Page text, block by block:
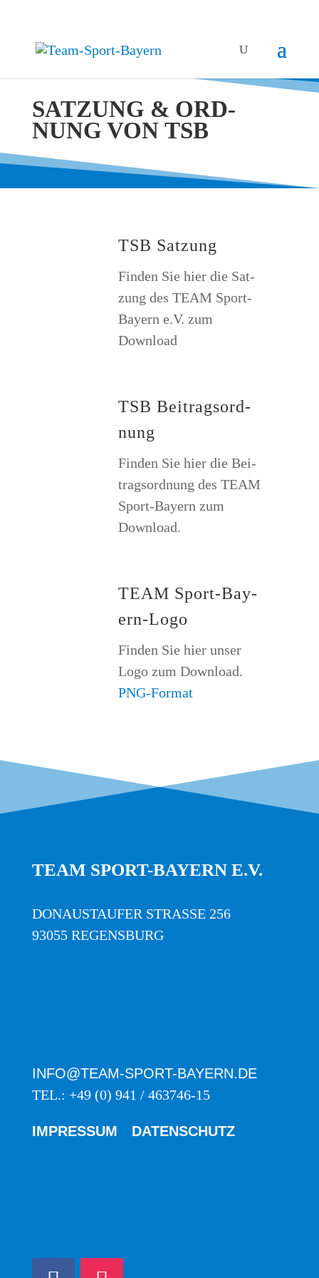
SAT­ZUNG & ORD­
NUNG VON TSB
TSB Sat­zung
Fin­den Sie hier die Sat­
zung des TEAM Sport-
Bay­ern e.V. zum
Download
TSB Bei­trags­ord­
nung
Fin­den Sie hier die Bei­
trags­ord­nung des TEAM
Sport-Bay­ern zum
Download.
TEAM Sport-Bay­
ern-Logo
Fin­den Sie hier unser
Logo zum Down­load.
PNG-For­mat
TEAM SPORT-BAYERN E.V.
DONAUSTAUFER STRASSE 256
93055 REGENSBURG
INFO@TEAM-SPORT-BAYERN.DE
TEL.: +49 (0) 941 / 463746-15
IMPRESSUM DATENSCHUTZ